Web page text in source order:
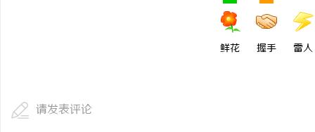
鲜花 握手 雷人
请发表评论